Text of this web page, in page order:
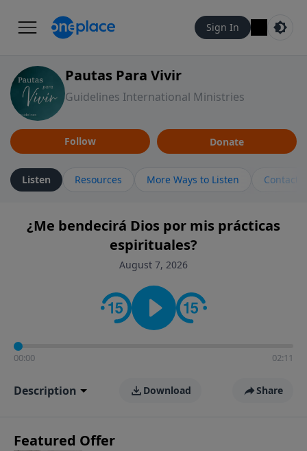
Sign In
Pautas Para Vivir
Guidelines International Ministries
Follow Donate
Listen Resources More Ways to Listen Contact
¿Me bendecirá Dios por mis prácticas
espirituales?
August 7, 2026
00:00 02:11
Description Download Share
Featured Offer